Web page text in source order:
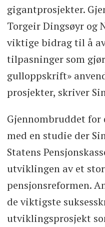
gigantprosjekter.
Torgeir Dingsøyr og
viktige bidrag til å
tilpasninger som
gulloppskrift»
prosjekter, skriver
Gjennombruddet for
med en studie der
Statens
utviklingen av et
pensjonsreformen.
de viktigste
utviklingsprosjekt